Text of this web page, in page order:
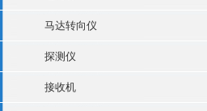
马达转向仪
探测仪
接收机